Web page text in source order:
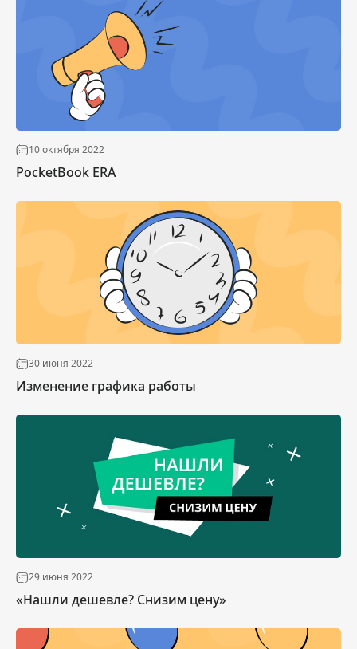
10 октября 2022
PocketBook ERA
30 июня 2022
Изменение графика работы
29 июня 2022
«Нашли дешевле? Снизим цену»